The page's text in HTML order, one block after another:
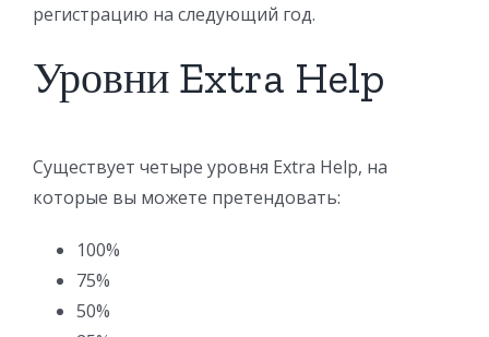
регистрацию на следующий год.
Уровни Extra Help
Существует четыре уровня Extra Help, на
которые вы можете претендовать:
100%
75%
50%